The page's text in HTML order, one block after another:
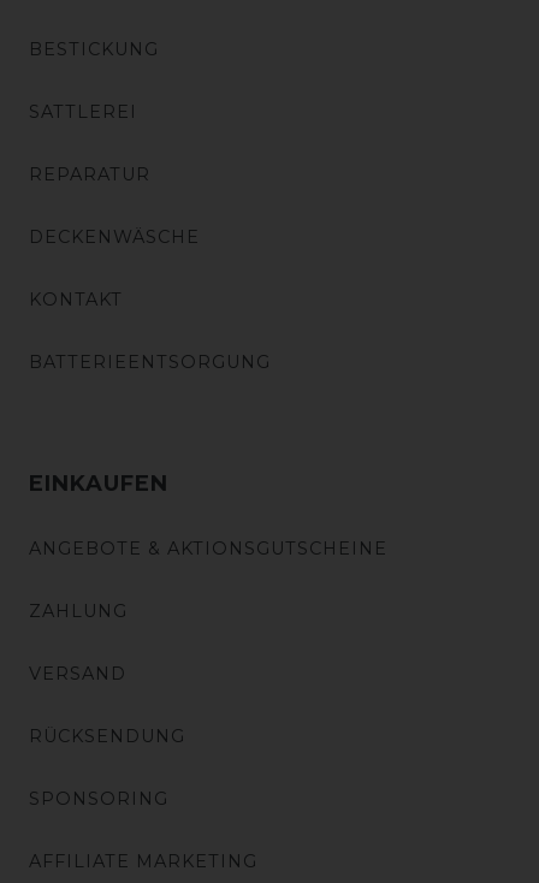
BESTICKUNG
SATTLEREI
REPARATUR
DECKENWÄSCHE
KONTAKT
BATTERIEENTSORGUNG
EINKAUFEN
ANGEBOTE & AKTIONSGUTSCHEINE
ZAHLUNG
VERSAND
RÜCKSENDUNG
SPONSORING
AFFILIATE MARKETING